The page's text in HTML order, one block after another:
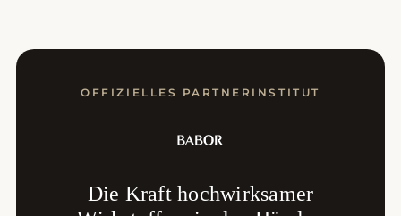
OFFIZIELLES PARTNERINSTITUT
Die Kraft hochwirksamer